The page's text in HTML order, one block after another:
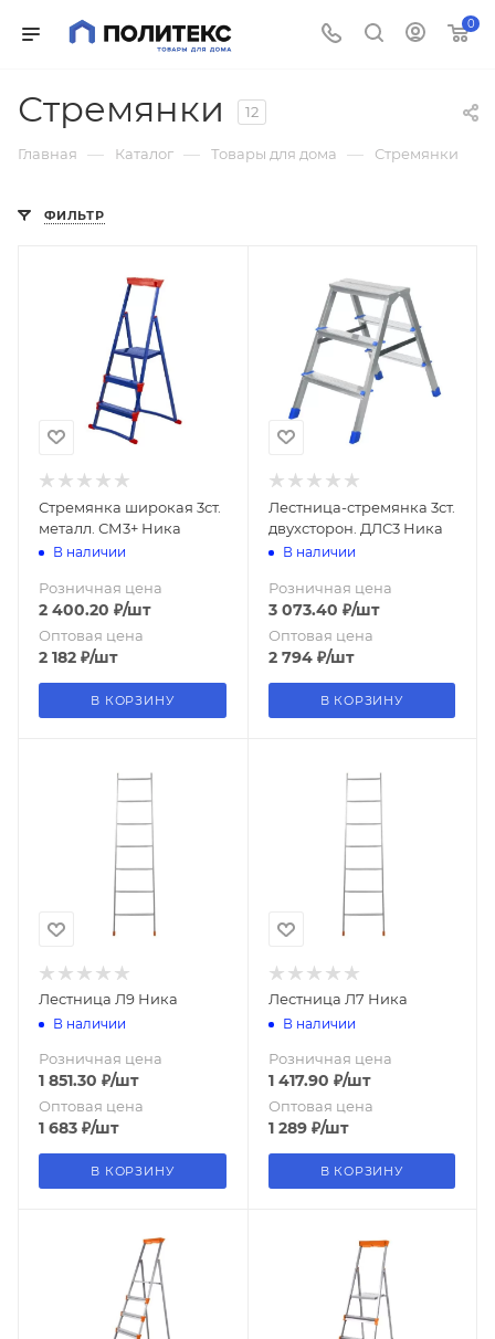
0
Стремянки 12
Главная — Каталог — Товары для дома — Стремянки
ФИЛЬТР
Стремянка широкая 3ст.
металл. СМ3+ Ника
В наличии
Розничная цена
2 400.20 ₽/шт
Оптовая цена
2 182 ₽/шт
В КОРЗИНУ
Лестница-стремянка 3ст.
двухсторон. ДЛС3 Ника
В наличии
Розничная цена
3 073.40 ₽/шт
Оптовая цена
2 794₽/шт
В КОРЗИНУ
Лестница Л9 Ника
В наличии
Розничная цена
1 851.30 ₽/шт
Оптовая цена
1 683 ₽/шт
В КОРЗИНУ
Лестница Л7 Ника
В наличии
Розничная цена
1 417.90 ₽/шт
Оптовая цена
1 289₽/шт
В КОРЗИНУ